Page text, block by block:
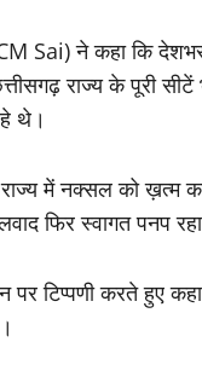
Sai) ने कहा कि
राज्य के पूरी
थे।
में नक्सल को ख़त्म
फिर स्वागत पनप
टिप्पणी करते हुए